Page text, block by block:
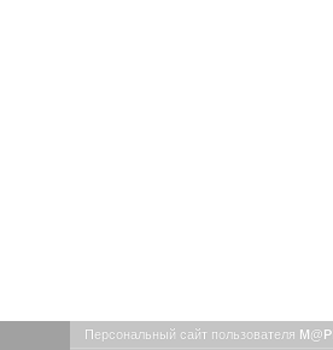
Персональный сайт пользователя